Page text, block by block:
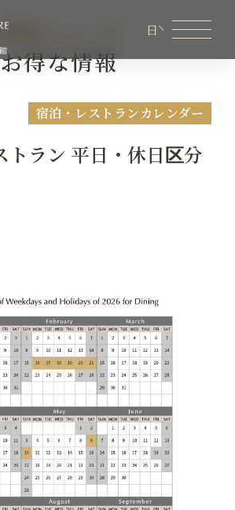
日
新ニュース
お得な情報
宿泊・レストランカレンダー
トラン 平日・休日区分
レイクショア オンラインショップ
ランチ ビュッフェ
ィ